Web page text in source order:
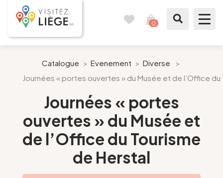
0
Inspiraties
Bereid mijn verblijf voor
Onze suggesties
Catalogue > Evenement > Diverse
>
Journées « portes ouvertes » du Musée et de l’Office du
Journées « portes
ouvertes » du Musée et
de l’Office du Tourisme
de Herstal